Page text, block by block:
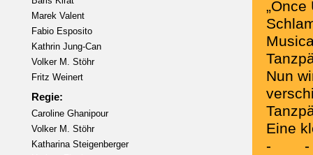
Marek Valent
Fabio Esposito
Kathrin Jung-Can
Volker M. Stöhr
Fritz Weinert
Regie:
Caroline Ghanipour
Volker M. Stöhr
Katharina Steigenberger
Nun
Eine
-